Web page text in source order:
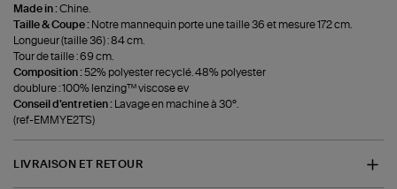
Made in :Chine.
Taille & Coupe : Notre mannequin porte une taille 36 et mesure 172 cm.
Longueur (taille 36) : 84 cm.
Tour de taille : 69 cm.
Composition :52% polyester recyclé. 48% polyester
doublure : 100% lenzing™ viscose ev
Conseil d'entretien : Lavage en machine à 30°.
(ref-EMMYE2TS)
LIVRAISON ET RETOUR